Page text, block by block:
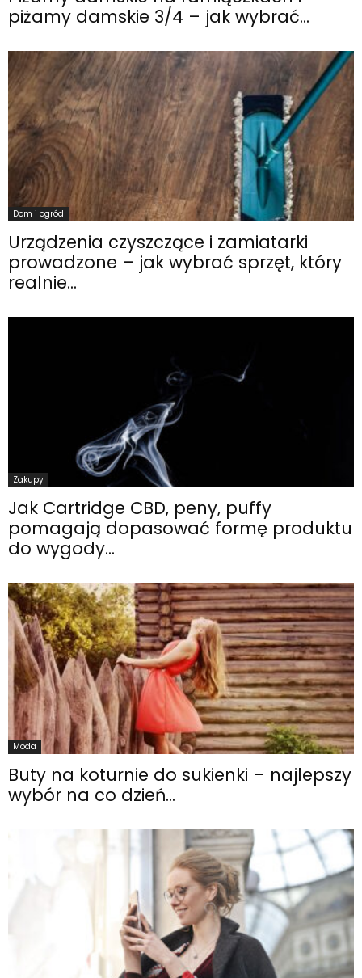
piżamy damskie 3/4 – jak wybrać...
Dom i ogród
Urządzenia czyszczące i zamiatarki
prowadzone – jak wybrać sprzęt, który
realnie...
Zakupy
Jak Cartridge CBD, peny, puffy
pomagają dopasować formę produktu
do wygody...
Moda
Buty na koturnie do sukienki – najlepszy
wybór na co dzień...